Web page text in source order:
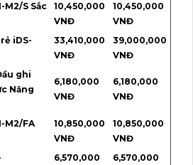
M2/S Sắc
10,450,000
VNĐ
10,450,000
VNĐ
iDS-
33,410,000
VNĐ
39,000,000
VNĐ
ghi
Năng
6,180,000
VNĐ
6,180,000
VNĐ
M2/FA
10,850,000
VNĐ
10,850,000
VNĐ
6,570,000
6,570,000